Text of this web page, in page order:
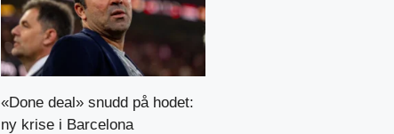
«Done deal» snudd på hodet:
ny krise i Barcelona